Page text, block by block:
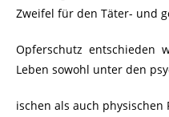
Zweifel für den Täter- und
Opferschutz entschieden
Leben sowohl unter den
ischen als auch physischen